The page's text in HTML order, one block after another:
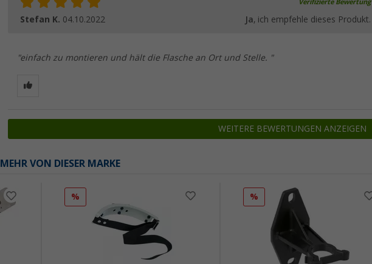
Verifizierte Bewertung
Stefan K. 04.10.2022 Ja, ich empfehle dieses Produkt.
"einfach zu montieren und hält die Flasche an Ort und Stelle. "
WEITERE BEWERTUNGEN ANZEIGEN
MEHR VON DIESER MARKE
% %